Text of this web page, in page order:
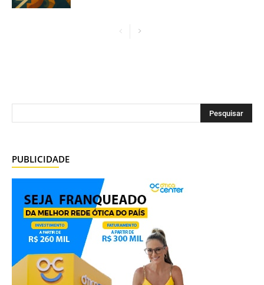
PUBLICIDADE